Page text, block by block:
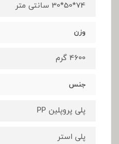
74*50*30 سانتی متر
وزن
4600 گرم
جنس
پلی پروپلین PP
پلی استر